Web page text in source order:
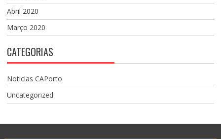
Abril 2020
Março 2020
CATEGORIAS
Noticias CAPorto
Uncategorized